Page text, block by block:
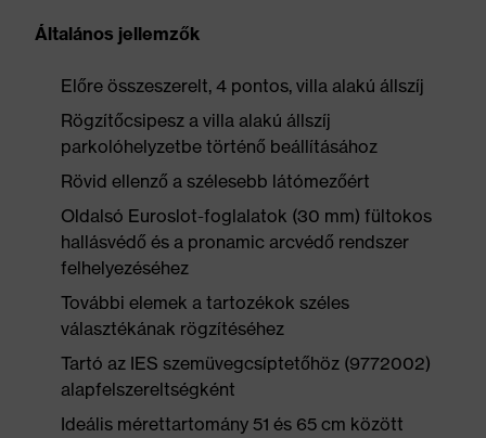
Általános jellemzők
Előre összeszerelt, 4 pontos, villa alakú állszíj
Rögzítőcsipesz a villa alakú állszíj
parkolóhelyzetbe történő beállításához
Rövid ellenző a szélesebb látómezőért
Oldalsó Euroslot-foglalatok (30 mm) fültokos
hallásvédő és a pronamic arcvédő rendszer
felhelyezéséhez
További elemek a tartozékok széles
választékának rögzítéséhez
Tartó az IES szemüvegcsíptetőhöz (9772002)
alapfelszereltségként
Ideális mérettartomány 51 és 65 cm között